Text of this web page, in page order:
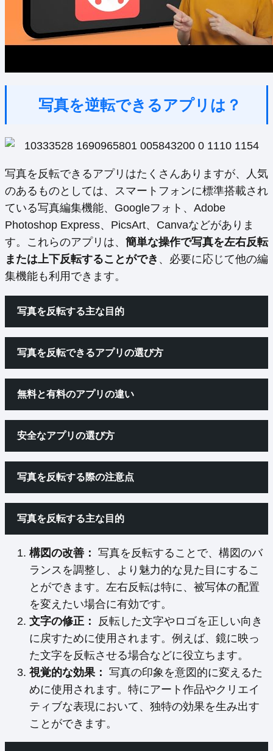
写真を逆転できるアプリは？
写真を反転できるアプリはたくさんありますが、人気
のあるものとしては、スマートフォンに標準搭載され
ている写真編集機能、Googleフォト、Adobe
Photoshop Express、PicsArt、Canvaなどがありま
す。これらのアプリは、 簡単な操作で写真を左右反転
または上下反転することができ 、必要に応じて他の編
集機能も利用できます。
写真を反転する主な目的
写真を反転できるアプリの選び方
無料と有料のアプリの違い
安全なアプリの選び方
写真を反転する際の注意点
写真を反転する主な目的
構図の改善： 写真を反転することで、構図のバ
ランスを調整し、より魅力的な見た目にするこ
とができます。左右反転は特に、被写体の配置
を変えたい場合に有効です。
文字の修正：
反転した文字やロゴを正しい向き
に戻すために使用されます。例えば、鏡に映っ
た文字を反転させる場合などに役立ちます。
視覚的な効果： 写真の印象を意図的に変えるた
めに使用されます。特にアート作品やクリエイ
ティブな表現において、独特の効果を生み出す
ことができます。